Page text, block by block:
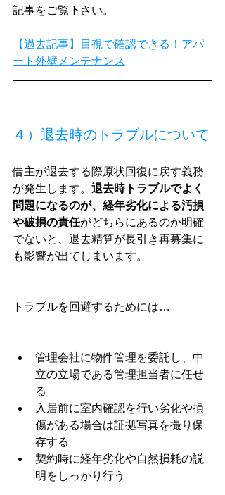
記事をご覧下さい。
【過去記事】目視で確認できる！アパ
ート外壁メンテナンス
４）退去時のトラブルについて
借主が退去する際原状回復に戻す義務
が発生します。 退去時トラブルでよく
問題になるのが、経年劣化による汚損
や破損の責任がどちらにあるのか明確
でないと、退去精算が長引き再募集に
も影響が出てしまいます。
トラブルを回避するためには…
管理会社に物件管理を委託し、中
立の立場である管理担当者に任せ
る
入居前に室内確認を行い劣化や損
傷がある場合は証拠写真を撮り保
存する
契約時に経年劣化や自然損耗の説
明をしっかり行う